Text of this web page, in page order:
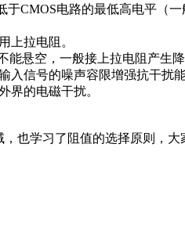
CMOS电路的最低高电平（
用上拉电阻。
能悬空，一般接上拉电阻产
输入信号的噪声容限增强抗干
界的电磁干扰。
也学习了阻值的选择原则，